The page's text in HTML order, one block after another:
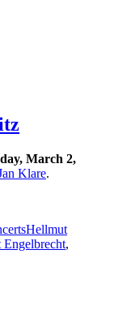
March 2,
Klare.
Hellmut
Engelbrecht,